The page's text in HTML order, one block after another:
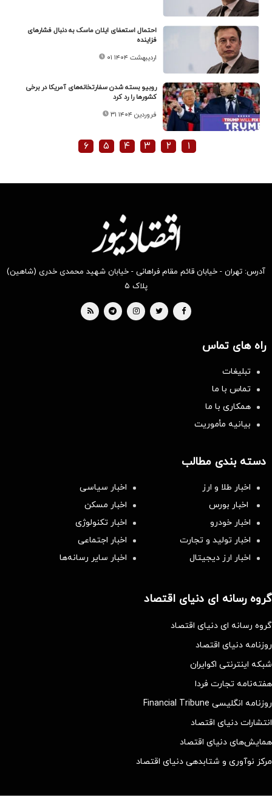
احتمال استعفای ایلان ماسک به دنبال فشار‌های
فزاینده
۰۱ اردیبهشت ۱۴۰۴
روبیو بسته شدن سفارتخانه‌های آمریکا در برخی
کشور‌ها را رد کرد
۳۱ فروردین ۱۴۰۴
۱ ۲ ۳ ۴ ۵ ۶
آدرس: تهران - خیابان قائم مقام فراهانی - خیابان شهید محمدی خدری (شاهین)
پلاک ۵
راه های تماس
تبلیغات
تماس با ما
همکاری با ما
بیانیه مأموریت
دسته بندی مطالب
اخبار طلا و ارز
اخبار سیاسی
اخبار بورس
اخبار مسکن
اخبار خودرو
اخبار تکنولوژی
اخبار تولید و تجارت
اخبار اجتماعی
اخبار ارز دیجیتال
اخبار سایر رسانه‌‌ها
گروه رسانه ای دنیای اقتصاد
گروه رسانه ای دنیای اقتصاد
روزنامه دنیای اقتصاد
شبکه اینترنتی اکوایران
هفته‌نامه تجارت فردا
روزنامه انگلیسی Financial Tribune
انتشارات دنیای اقتصاد
همایش‌های دنیای اقتصاد
مرکز نوآوری و شتابدهی دنیای اقتصاد